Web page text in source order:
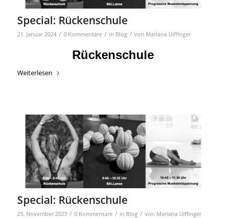
Special: Rückenschule
21. Januar 2024 / 0 Kommentare / in Blog / von Mariana Uiffinger
Rückenschule
Weiterlesen
Special: Rückenschule
25. November 2023 / 0 Kommentare / in Blog / von Mariana Uiffinger